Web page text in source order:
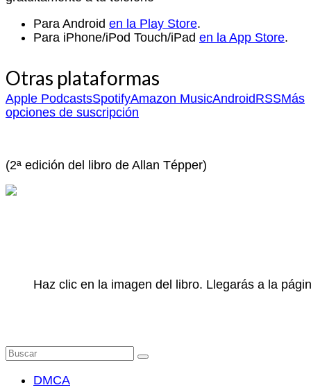
Para Android en la Play Store.
Para iPhone/iPod Touch/iPad en la App Store.
Otras plataformas
Apple PodcastsSpotifyAmazon MusicAndroidRSSMás
opciones de suscripción
(2ª edición del libro de Allan Tépper)
Haz clic en la imagen del libro. Llegarás a la
Buscar
por:
DMCA